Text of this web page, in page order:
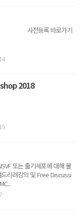
바로가기
2018
또는 줄기세포에 대해 몰
리려강의 및 Free Discussi